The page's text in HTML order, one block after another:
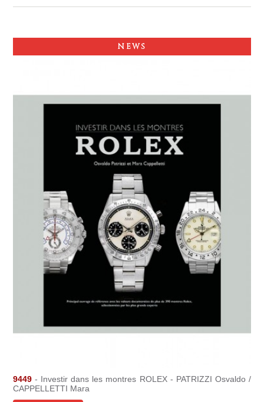
9449 - Investir dans les montres ROLEX - PATRIZZI Osvaldo /
CAPPELLETTI Mara